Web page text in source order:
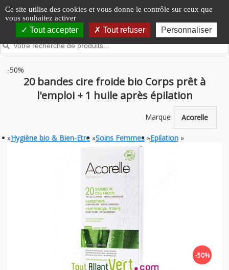
Panneau de gestion des cookies
Ce site utilise des cookies et vous donne le contrôle sur ceux que
vous souhaitez activer
Tout accepter Tout refuser Personnaliser
-50%
20 bandes cire froide bio Corps prêt à
l'emploi + 1 huile après épilation
Marque Acorelle
»Hygiène bio & Bien-Etre »Soins Femmes »Epilation »
-50%